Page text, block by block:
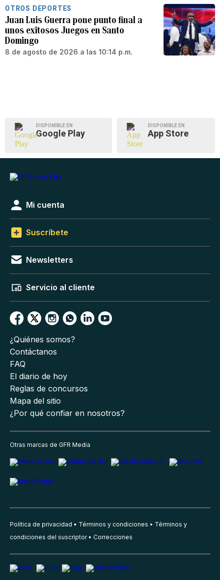
OTROS DEPORTES
Juan Luis Guerra pone punto final a
unos exitosos Juegos en Santo
Domingo
8 de agosto de 2026 a las 10:14 p.m.
DISPONIBLE EN
Google Play
DISPONIBLE EN
App Store
Mi cuenta
Suscríbete
Newsletters
Servicio al cliente
¿Quiénes somos?
Contáctanos
FAQ
El diario de hoy
Reglas de concursos
Mapa del sitio
¿Por qué confiar en nosotros?
Otras marcas de GFR Media
Política de privacidad Términos y condiciones
Términos y
condiciones del suscriptor
Correcciones